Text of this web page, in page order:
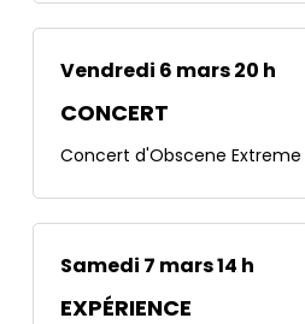
Vendredi 6 mars 20 h
CONCERT
Concert d'Obscene
Samedi 7 mars 14 h
EXPÉRIENCE